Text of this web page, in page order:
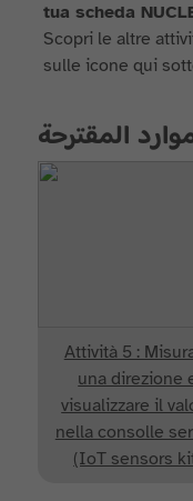
tua scheda
Scopri le altre
sulle icone qui
المقترحة
Attività 5 :
una direzione
visualizzare il
nella consolle
(IoT sensors